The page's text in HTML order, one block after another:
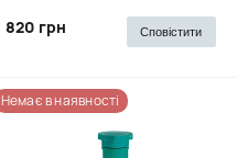
820 грн Сповістити
Немає в наявності